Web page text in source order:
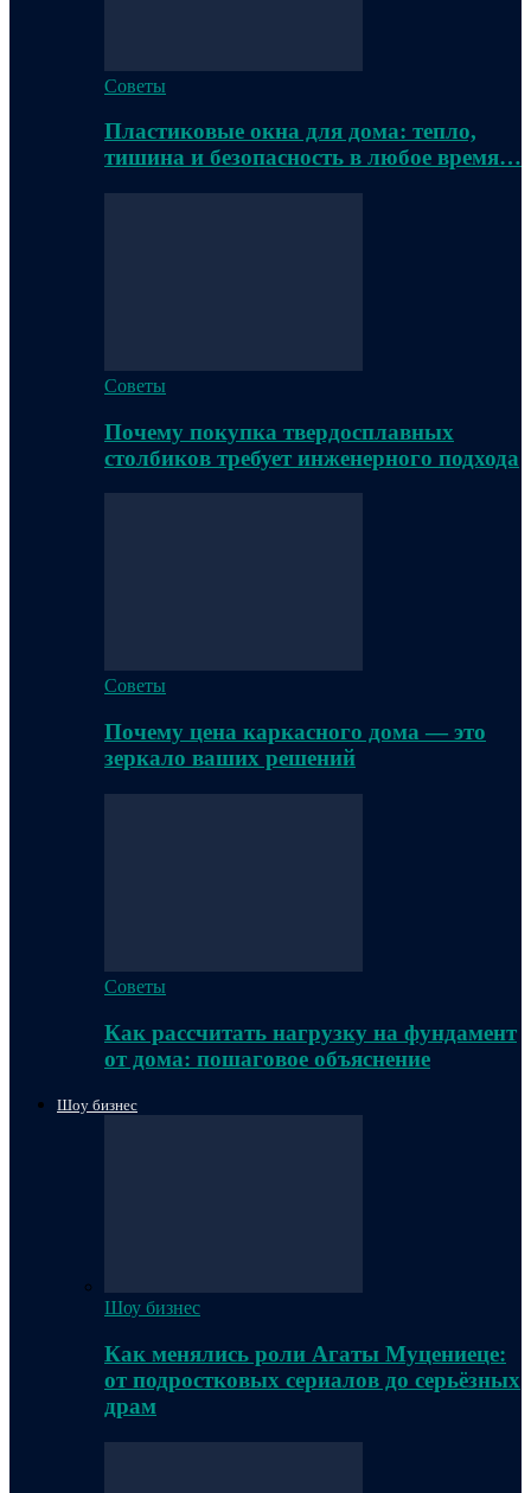
Советы
Пластиковые окна для дома: тепло,
тишина и безопасность в любое время…
Советы
Почему покупка твердосплавных
столбиков требует инженерного подхода
Советы
Почему цена каркасного дома — это
зеркало ваших решений
Советы
Как рассчитать нагрузку на фундамент
от дома: пошаговое объяснение
Шоу бизнес
Шоу бизнес
Как менялись роли Агаты Муцениеце:
от подростковых сериалов до серьёзных
драм